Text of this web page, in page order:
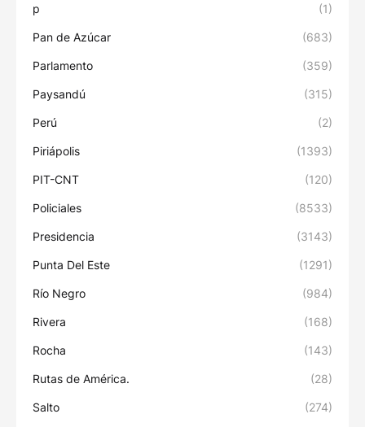
p (1)
Pan de Azúcar (683)
Parlamento (359)
Paysandú (315)
Perú (2)
Piriápolis (1393)
PIT-CNT (120)
Policiales (8533)
Presidencia (3143)
Punta Del Este (1291)
Río Negro (984)
Rivera (168)
Rocha (143)
Rutas de América. (28)
Salto (274)